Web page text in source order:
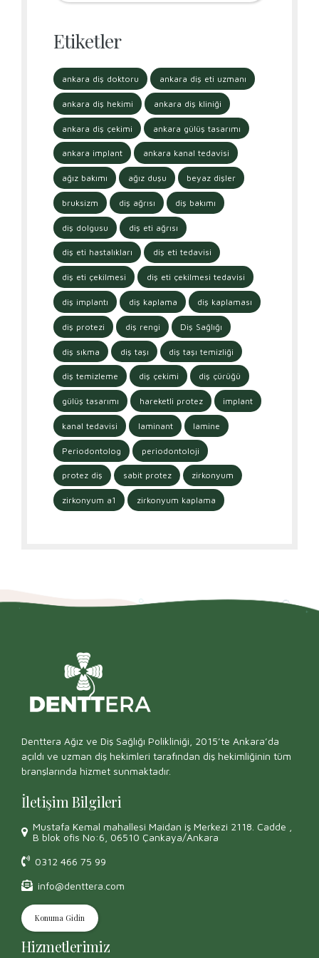
Etiketler
ankara diş doktoru ankara diş eti uzmanı
ankara diş hekimi ankara diş kliniği
ankara diş çekimi ankara gülüş tasarımı
ankara implant ankara kanal tedavisi
ağız bakımı ağız duşu beyaz dişler
bruksizm diş ağrısı diş bakımı
diş dolgusu diş eti ağrısı
diş eti hastalıkları diş eti tedavisi
diş eti çekilmesi diş eti çekilmesi tedavisi
diş implantı diş kaplama diş kaplaması
diş protezi diş rengi Diş Sağlığı
diş sıkma diş taşı diş taşı temizliği
diş temizleme diş çekimi diş çürüğü
gülüş tasarımı hareketli protez implant
kanal tedavisi laminant lamine
Periodontolog periodontoloji
protez diş sabit protez zirkonyum
zirkonyum a1 zirkonyum kaplama
Denttera Ağız ve Diş Sağlığı Polikliniği, 2015’te Ankara’da
açıldı ve uzman diş hekimleri tarafından diş hekimliğinin tüm
branşlarında hizmet sunmaktadır.
İletişim Bilgileri
Mustafa Kemal mahallesi Maidan iş Merkezi 2118. Cadde ,
B blok ofis No:6, 06510 Çankaya/Ankara
0312 466 75 99
info@denttera.com
Konuma Gidin
Hizmetlerimiz